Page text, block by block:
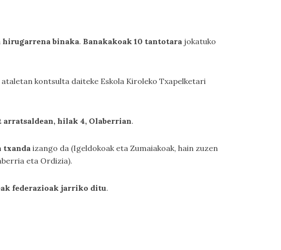
hirugarrena binaka. Banakakoak 10 tantotara jokatuko
ataletan kontsulta daiteke Eskola Kiroleko Txapelketari
hilak 4, Olaberrian.
txanda izango da (Igeldokoak eta Zumaiakoak, hain zuzen
eta Ordizia).
federazioak jarriko ditu.